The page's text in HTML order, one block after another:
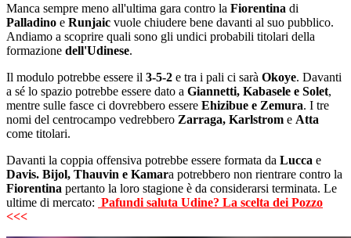
Manca sempre meno all'ultima gara contro la Fiorentina di
Palladino e Runjaic vuole chiudere bene davanti al suo pubblico.
Andiamo a scoprire quali sono gli undici probabili titolari della
formazione dell'Udinese.
Il modulo potrebbe essere il 3-5-2 e tra i pali ci sarà Okoye. Davanti
a sé lo spazio potrebbe essere dato a Giannetti, Kabasele e Solet,
mentre sulle fasce ci dovrebbero essere Ehizibue e Zemura. I tre
nomi del centrocampo vedrebbero Zarraga, Karlstrom e Atta
come titolari.
Davanti la coppia offensiva potrebbe essere formata da Lucca e
Davis. Bijol, Thauvin e Kamara potrebbero non rientrare contro la
Fiorentina pertanto la loro stagione è da considerarsi terminata. Le
ultime di mercato: Pafundi saluta Udine? La scelta dei Pozzo
<<<